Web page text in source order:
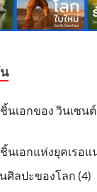
นเอกของ วินเซน
นเอกแห่งยุคเรอแ
ศิลปะของโลก (4)